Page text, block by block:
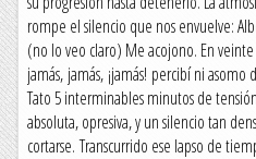
rompe el silencio que nos envuelve:
(no lo veo claro) Me acojono. En
jamás, jamás, ¡jamás! percibí ni asomo
Tato 5 interminables minutos de
absoluta, opresiva, y un silencio tan
cortarse. Transcurrido ese lapso de